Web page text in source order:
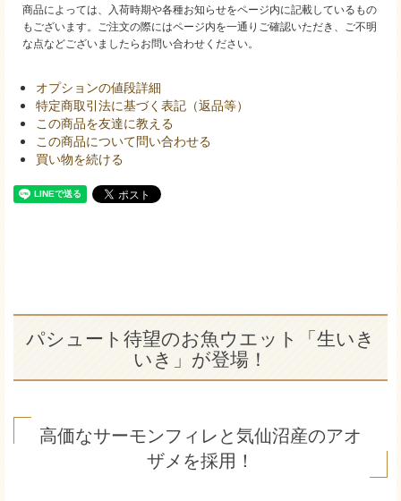
商品によっては、入荷時期や各種お知らせをページ内に記載しているもの
もございます。ご注文の際にはページ内を一通りご確認いただき、ご不明
な点などございましたらお問い合わせください。
オプションの値段詳細
特定商取引法に基づく表記（返品等）
この商品を友達に教える
この商品について問い合わせる
買い物を続ける
パシュート待望のお魚ウエット「生いき
いき」が登場！
高価なサーモンフィレと気仙沼産のアオ
ザメを採用！